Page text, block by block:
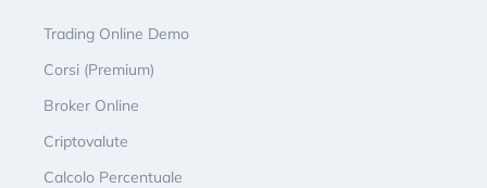
Trading Online Demo
Corsi (Premium)
Broker Online
Criptovalute
Calcolo Percentuale